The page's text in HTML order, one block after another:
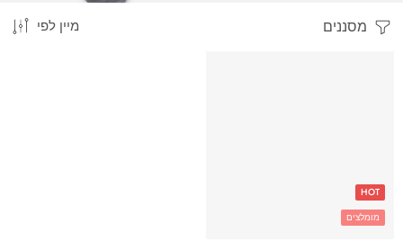
ביתמסננים מיין לפי
HOT
מומלצים